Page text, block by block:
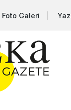
Foto Galeri